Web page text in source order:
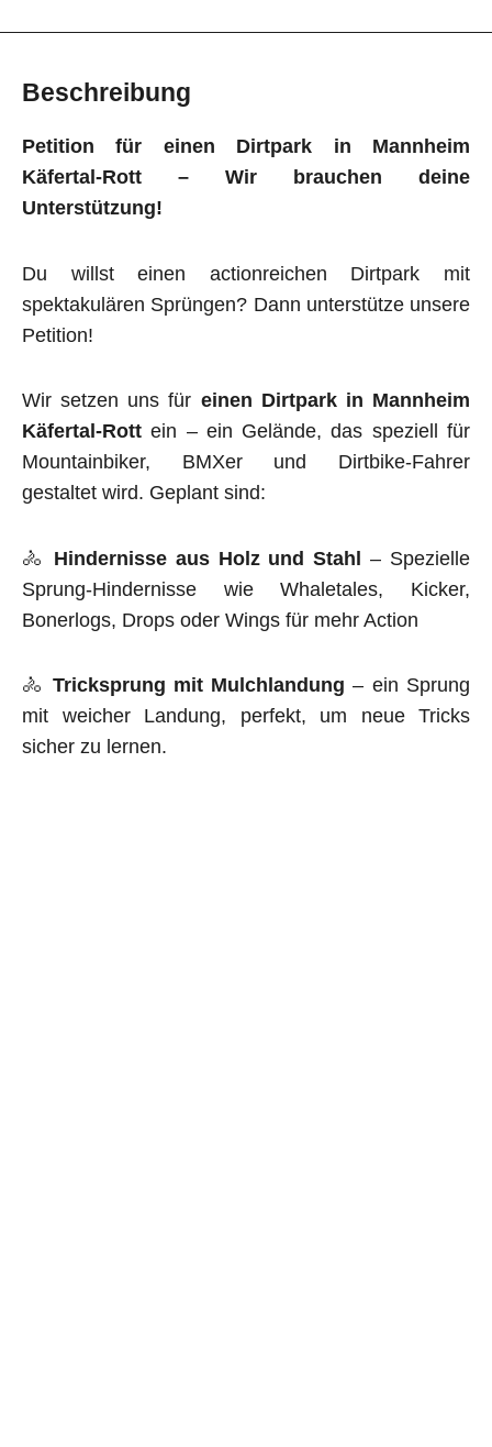
Beschreibung
Petition für einen Dirtpark in Mannheim
Käfertal-Rott – Wir brauchen deine
Unterstützung!
Du willst einen actionreichen Dirtpark mit
spektakulären Sprüngen? Dann unterstütze unsere
Petition!
Wir setzen uns für einen Dirtpark in Mannheim
Käfertal-Rott ein – ein Gelände, das speziell für
Mountainbiker, BMXer und Dirtbike-Fahrer
gestaltet wird. Geplant sind:
🚴 Hindernisse aus Holz und Stahl – Spezielle
Sprung-Hindernisse wie Whaletales, Kicker,
Bonerlogs, Drops oder Wings für mehr Action
🚴 Tricksprung mit Mulchlandung – ein Sprung
mit weicher Landung, perfekt, um neue Tricks
sicher zu lernen.